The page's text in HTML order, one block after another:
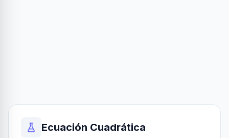
Ecuación Cuadrática